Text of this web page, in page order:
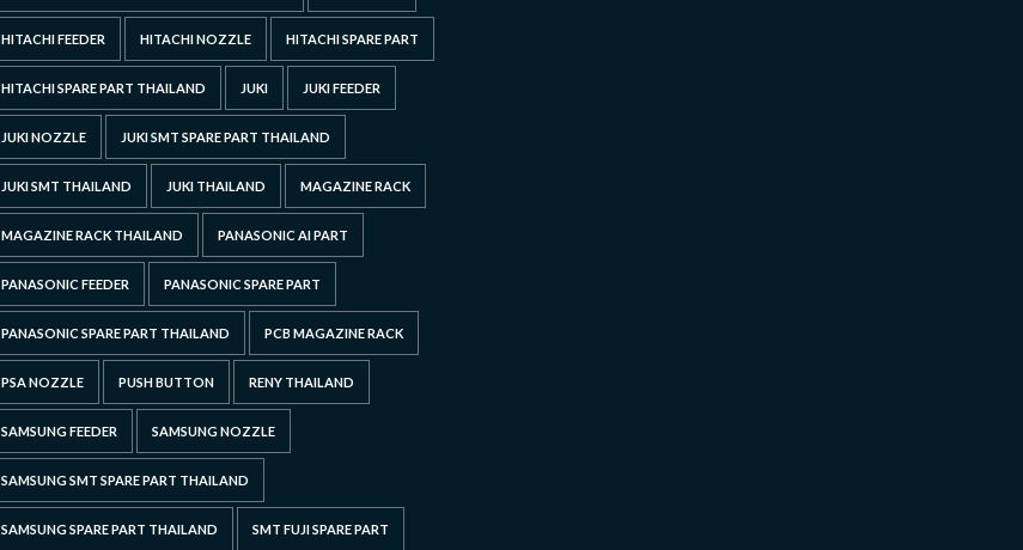
HITACHI FEEDER HITACHI NOZZLE HITACHI SPARE PART
HITACHI SPARE PART THAILAND JUKI JUKI FEEDER
JUKI NOZZLE JUKI SMT SPARE PART THAILAND
JUKI SMT THAILAND JUKI THAILAND MAGAZINE RACK
MAGAZINE RACK THAILAND PANASONIC AI PART
PANASONIC FEEDER PANASONIC SPARE PART
PANASONIC SPARE PART THAILAND PCB MAGAZINE RACK
PSA NOZZLE PUSH BUTTON RENY THAILAND
SAMSUNG FEEDER SAMSUNG NOZZLE
SAMSUNG SMT SPARE PART THAILAND
SAMSUNG SPARE PART THAILAND SMT FUJI SPARE PART